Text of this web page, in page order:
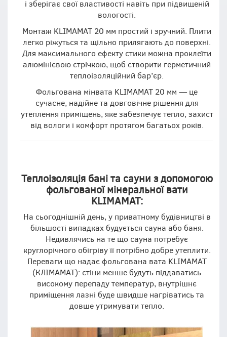
і зберігає свої властивості навіть при підвищеній
вологості.
Монтаж KLIMAMAT 20 мм простий і зручний. Плити
легко ріжуться та щільно прилягають до поверхні.
Для максимального ефекту стики можна проклеїти
алюмінієвою стрічкою, щоб створити герметичний
теплоізоляційний бар’єр.
Фольгована мінвата KLIMAMAT 20 мм — це
сучасне, надійне та довговічне рішення для
утеплення приміщень, яке забезпечує тепло, захист
від вологи і комфорт протягом багатьох років.
Теплоізоляція бані та сауни з допомогою
фольгованої мінеральної вати
KLIMAMAT:
На сьогоднішній день, у приватному будівництві в
більшості випадках будується сауна або баня.
Недивлячись на те що сауна потребує
круглорічного обігріву її потрібно добре утеплити.
Переваги що надає фольгована вата KLIMAMAT
(КЛІМАМАТ): стіни менше будуть піддаватись
високому перепаду температур, внутрішнє
приміщення лазні буде швидше нагріватись та
довше утримувати тепло.